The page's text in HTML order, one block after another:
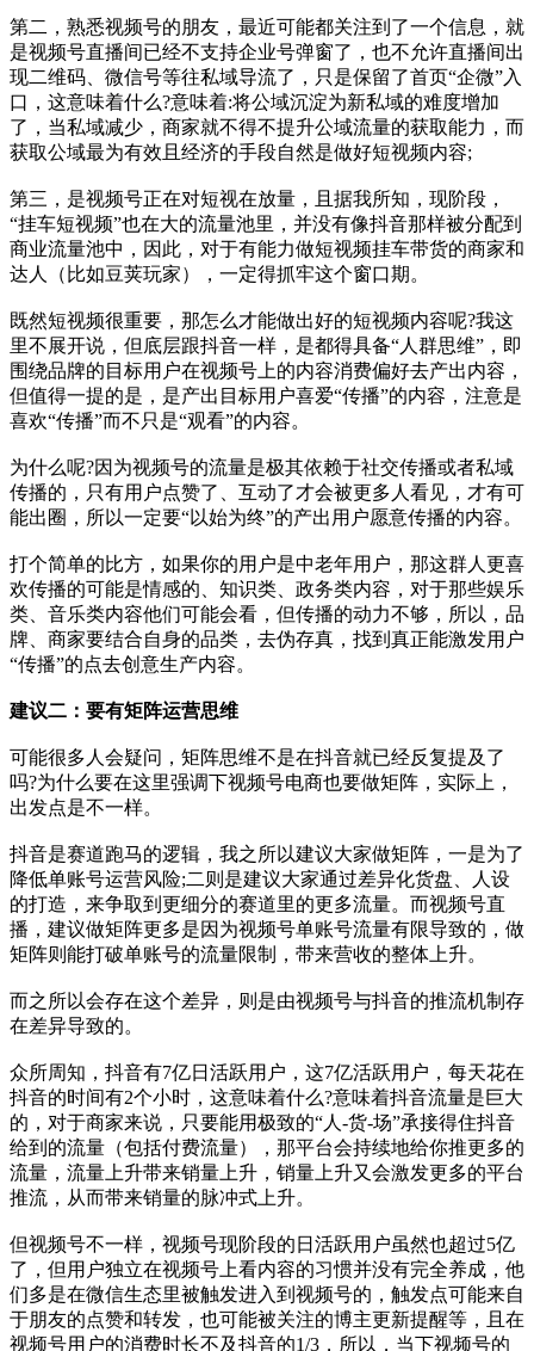
第二，熟悉视频号的朋友，最近可能都关注到了一个信息，就
是视频号直播间已经不支持企业号弹窗了，也不允许直播间出
现二维码、微信号等往私域导流了，只是保留了首页“企微”入
口，这意味着什么?意味着:将公域沉淀为新私域的难度增加
了，当私域减少，商家就不得不提升公域流量的获取能力，而
获取公域最为有效且经济的手段自然是做好短视频内容;
第三，是视频号正在对短视在放量，且据我所知，现阶段，
“挂车短视频”也在大的流量池里，并没有像抖音那样被分配到
商业流量池中，因此，对于有能力做短视频挂车带货的商家和
达人（比如豆荚玩家），一定得抓牢这个窗口期。
既然短视频很重要，那怎么才能做出好的短视频内容呢?我这
里不展开说，但底层跟抖音一样，是都得具备“人群思维”，即
围绕品牌的目标用户在视频号上的内容消费偏好去产出内容，
但值得一提的是，是产出目标用户喜爱“传播”的内容，注意是
喜欢“传播”而不只是“观看”的内容。
为什么呢?因为视频号的流量是极其依赖于社交传播或者私域
传播的，只有用户点赞了、互动了才会被更多人看见，才有可
能出圈，所以一定要“以始为终”的产出用户愿意传播的内容。
打个简单的比方，如果你的用户是中老年用户，那这群人更喜
欢传播的可能是情感的、知识类、政务类内容，对于那些娱乐
类、音乐类内容他们可能会看，但传播的动力不够，所以，品
牌、商家要结合自身的品类，去伪存真，找到真正能激发用户
“传播”的点去创意生产内容。
建议二：要有矩阵运营思维
可能很多人会疑问，矩阵思维不是在抖音就已经反复提及了
吗?为什么要在这里强调下视频号电商也要做矩阵，实际上，
出发点是不一样。
抖音是赛道跑马的逻辑，我之所以建议大家做矩阵，一是为了
降低单账号运营风险;二则是建议大家通过差异化货盘、人设
的打造，来争取到更细分的赛道里的更多流量。而视频号直
播，建议做矩阵更多是因为视频号单账号流量有限导致的，做
矩阵则能打破单账号的流量限制，带来营收的整体上升。
而之所以会存在这个差异，则是由视频号与抖音的推流机制存
在差异导致的。
众所周知，抖音有7亿日活跃用户，这7亿活跃用户，每天花在
抖音的时间有2个小时，这意味着什么?意味着抖音流量是巨大
的，对于商家来说，只要能用极致的“人-货-场”承接得住抖音
给到的流量（包括付费流量），那平台会持续地给你推更多的
流量，流量上升带来销量上升，销量上升又会激发更多的平台
推流，从而带来销量的脉冲式上升。
但视频号不一样，视频号现阶段的日活跃用户虽然也超过5亿
了，但用户独立在视频号上看内容的习惯并没有完全养成，他
们多是在微信生态里被触发进入到视频号的，触发点可能来自
于朋友的点赞和转发，也可能被关注的博主更新提醒等，且在
视频号用户的消费时长不及抖音的1/3，所以，当下视频号的